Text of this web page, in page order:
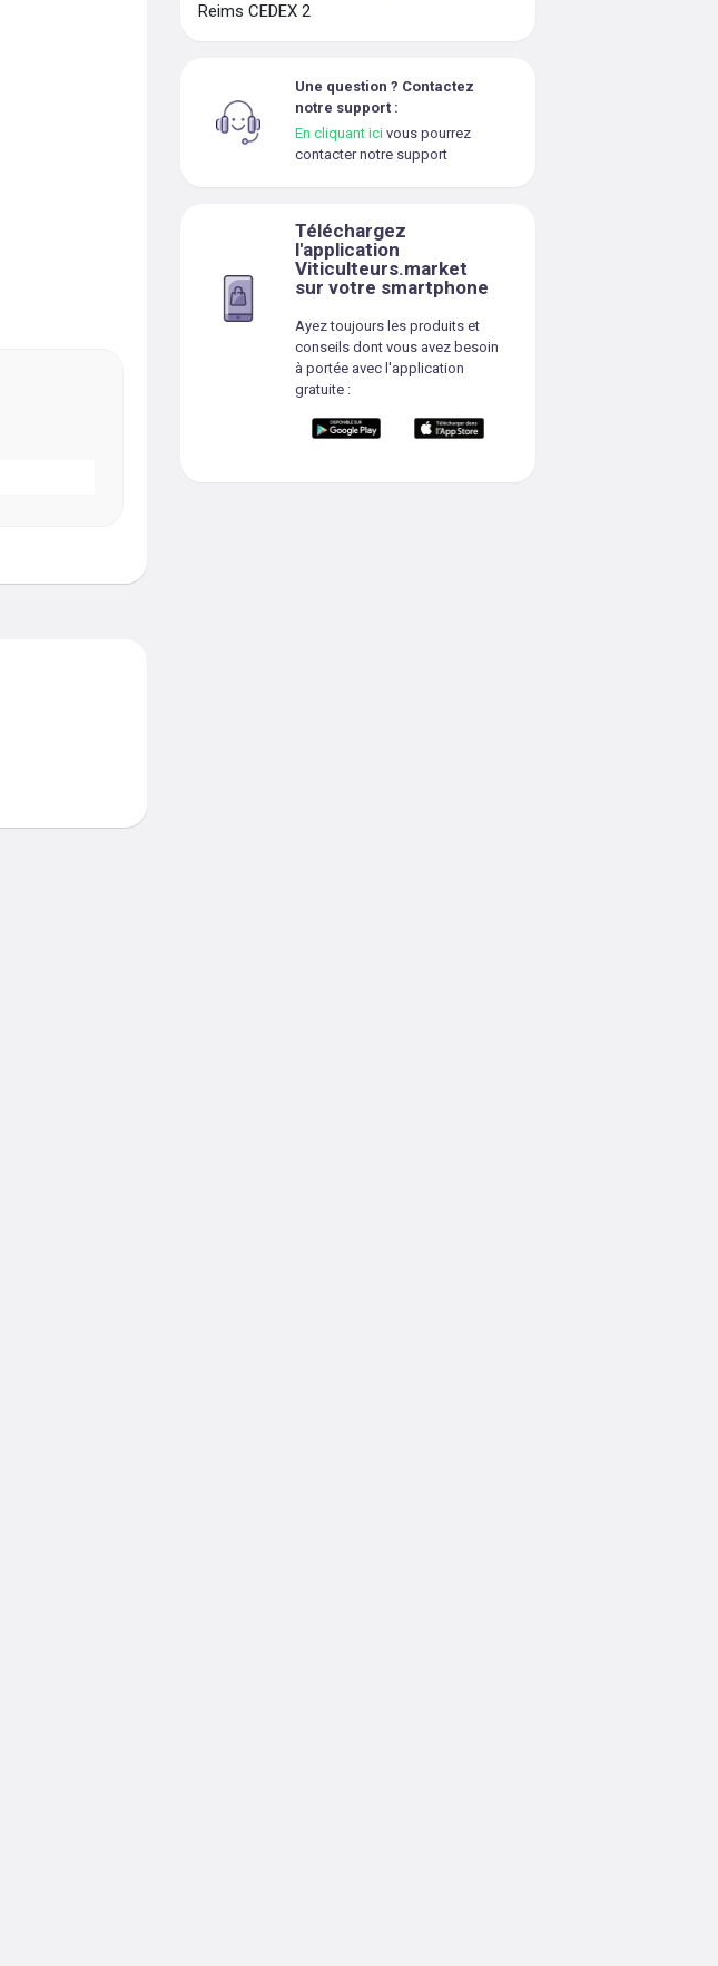
Reims CEDEX 2
Une question ? Contactez
notre support :
En cliquant ici vous pourrez
contacter notre support
Téléchargez
l'application
Viticulteurs.market
sur votre smartphone
Ayez toujours les produits et
conseils dont vous avez besoin
à portée avec l'application
gratuite :